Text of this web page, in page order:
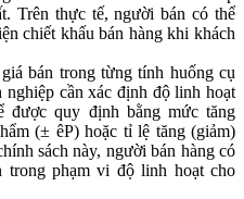
Trên thực tế, người bán có thể
chiết khấu bán hàng khi khách
bán trong từng tính huống cụ
nghiệp cần xác định độ linh hoạt
được quy định bằng mức tăng
(± êP) hoặc tỉ lệ tăng (giảm)
sách này, người bán hàng có
trong phạm vi độ linh hoạt cho